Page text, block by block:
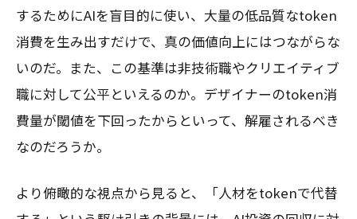
するためにAIを盲目的に使い、大量の低品質なtoken
消費を生み出すだけで、真の価値向上にはつながらな
いのだ。また、この基準は非技術職やクリエイティブ
職に対して公平といえるのか。デザイナーのtoken消
費量が閾値を下回ったからといって、解雇されるべき
なのだろうか。
より俯瞰的な視点から見ると、「人材をtokenで代替